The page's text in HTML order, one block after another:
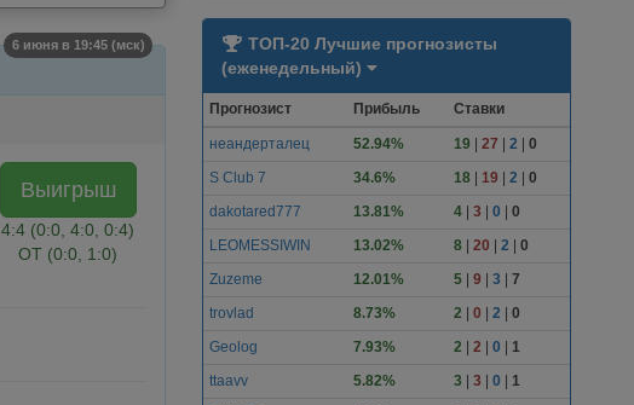
6 июня в 19:45 (мск)
Выигрыш
4:4 (0:0, 4:0, 0:4)
ОТ (0:0, 1:0)
ТОП-20 Лучшие прогнозисты
(еженедельный)
Прогнозист Прибыль Ставки
неандерталец 52.94% 19 27 2
0
S Club 7
34.6% 18 19 2
0
dakotared777
13.81% 4 3 0
0
LEOMESSIWIN
13.02% 8 20 2
0
Zuzeme
12.01% 5 9 3
7
trovlad
8.73% 2 0 2
0
Geolog
7.93% 2 2 0
1
ttaavv
5.82% 3 3 0
1